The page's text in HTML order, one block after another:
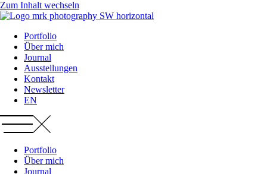
Zum Inhalt wechseln
Portfolio
Über mich
Journal
Ausstellungen
Kontakt
Newsletter
EN
Portfolio
Über mich
Journal